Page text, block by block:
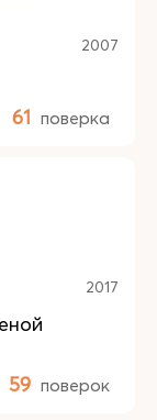
2007
61 поверка
2017
59 поверок